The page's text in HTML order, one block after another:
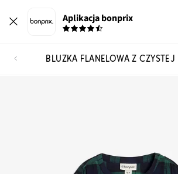
Aplikacja bonprix
BLUZKA FLANELOWA Z CZYSTEJ